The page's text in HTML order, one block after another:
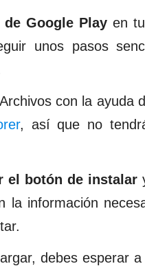
Google Play en
unos pasos
con la ayuda
, así que no
el botón de instalar
la información
debes esperar a